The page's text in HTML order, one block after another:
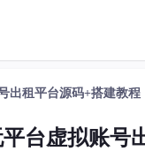
出租平台源码+搭建教程
台虚拟账号